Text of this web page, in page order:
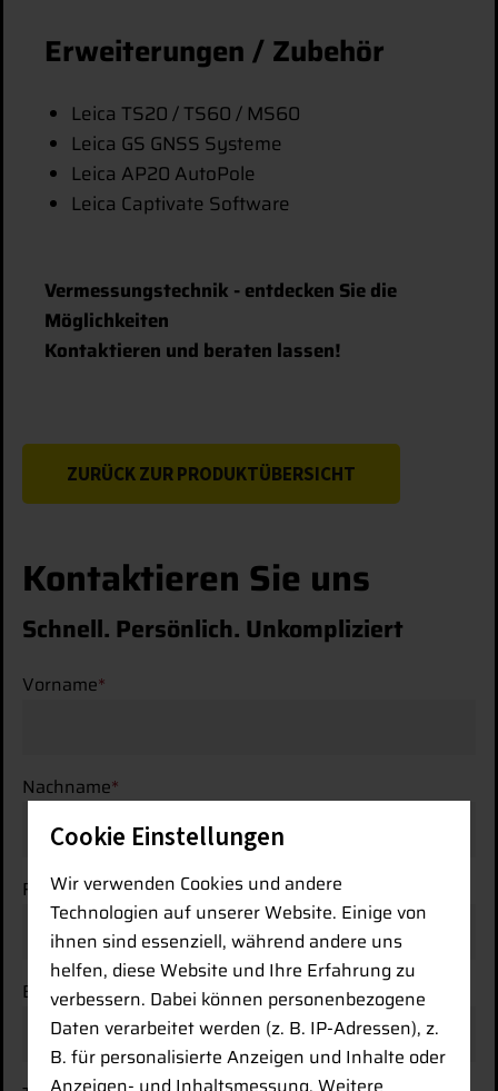
Erweiterungen / Zubehör
Leica TS20 / TS60 / MS60
Leica GS GNSS Systeme
Leica AP20 AutoPole
Leica Captivate Software
Vermessungstechnik - entdecken Sie die
Möglichkeiten
Kontaktieren und beraten lassen!
ZURÜCK ZUR PRODUKTÜBERSICHT
Kontaktieren Sie uns
Schnell. Persönlich. Unkompliziert
Vorname*
Nachname*
Firma
E-Mail-Adresse *
Cookie Einstellungen
Wir verwenden Cookies und andere
Technologien auf unserer Website. Einige von
ihnen sind essenziell, während andere uns
helfen, diese Website und Ihre Erfahrung zu
verbessern. Dabei können personenbezogene
Daten verarbeitet werden (z. B. IP-Adressen), z.
B. für personalisierte Anzeigen und Inhalte oder